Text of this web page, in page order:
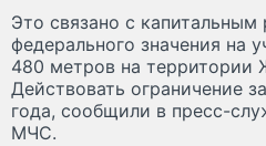
Это связано с
федерального значения на
480 метров на территории
Действовать ограничение
года, сообщили в пресс-
МЧС.